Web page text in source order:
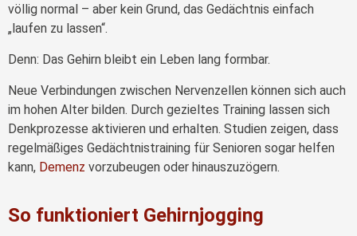
völlig normal – aber kein Grund, das Gedächtnis einfach
„laufen zu lassen“.
Denn: Das Gehirn bleibt ein Leben lang formbar.
Neue Verbindungen zwischen Nervenzellen können sich auch
im hohen Alter bilden. Durch gezieltes Training lassen sich
Denkprozesse aktivieren und erhalten. Studien zeigen, dass
regelmäßiges Gedächtnistraining für Senioren sogar helfen
kann, Demenz vorzubeugen oder hinauszuzögern.
So funktioniert Gehirnjogging